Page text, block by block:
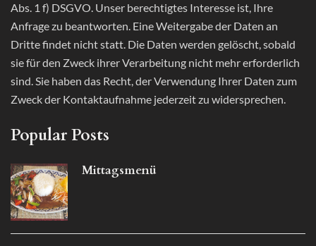
Abs. 1 f) DSGVO. Unser berechtigtes Interesse ist, Ihre
Anfrage zu beantworten. Eine Weitergabe der Daten an
Dritte findet nicht statt. Die Daten werden gelöscht, sobald
sie für den Zweck ihrer Verarbeitung nicht mehr erforderlich
sind. Sie haben das Recht, der Verwendung Ihrer Daten zum
Zweck der Kontaktaufnahme jederzeit zu widersprechen.
Popular Posts
Mittagsmenü